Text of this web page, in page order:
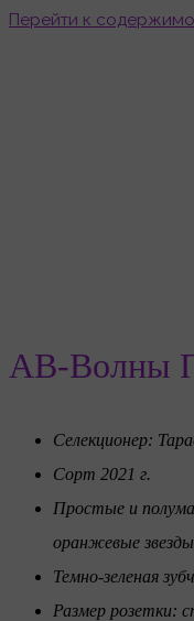
Перейти к
АВ-Волны
Селекционер:
Сорт 2021 г.
Простые и
оранжевые
Темно-зеленая
Размер розетки: